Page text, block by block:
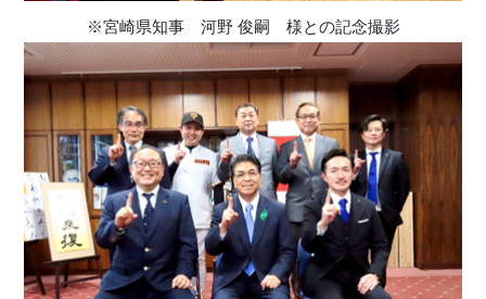
※宮崎県知事 河野 俊嗣 様との記念撮影